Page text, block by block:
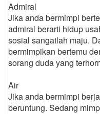
Admiral
Jika anda bermimpi
admiral berarti hidup
sosial sangatlah maju.
bermimpikan bertemu
sorang duda yang
Air
Jika anda bermimpi
beruntung. Sedang